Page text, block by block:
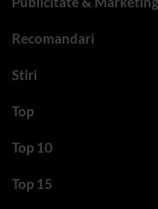
Recomandari
Stiri
Top
Top 10
Top 15